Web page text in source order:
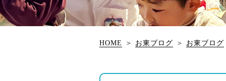
HOME ＞ お東ブログ ＞ お東ブログ